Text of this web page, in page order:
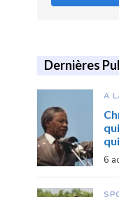
Dernières
A
6